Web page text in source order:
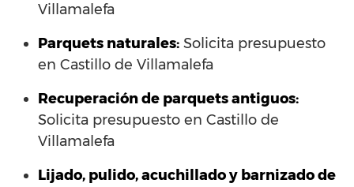
Villamalefa
Parquets naturales: Solicita presupuesto
en Castillo de Villamalefa
Recuperación de parquets antiguos:
Solicita presupuesto en Castillo de
Villamalefa
Lijado, pulido, acuchillado y barnizado de